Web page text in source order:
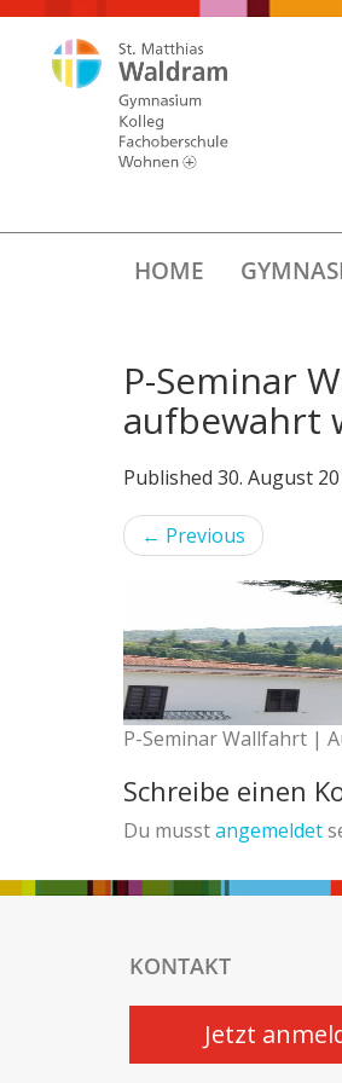
HOME
P-Seminar
aufbewahrt
Published 30. August
← Previous
P-Seminar Wallfahrt |
Schreibe einen
Du musstangemeldet
KONTAKT
Jetzt